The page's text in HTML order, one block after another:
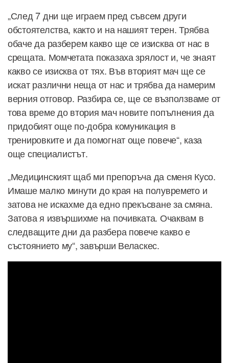
„След 7 дни ще играем пред съвсем други
обстоятелства, както и на нашият терен. Трябва
обаче да разберем какво ще се изисква от нас в
срещата. Момчетата показаха зрялост и, че знаят
какво се изисква от тях. Във вторият мач ще се
искат различни неща от нас и трябва да намерим
верния отговор. Разбира се, ще се възползваме от
това време до втория мач новите попълнения да
придобият още по-добра комуникация в
тренировките и да помогнат още повече“, каза
още специалистът.
„Медицинският щаб ми препоръча да сменя Кусо.
Имаше малко минути до края на полувремето и
затова не искахме да едно прекъсване за смяна.
Затова я извършихме на почивката. Очаквам в
следващите дни да разбера повече какво е
състоянието му“, завърши Веласкес.